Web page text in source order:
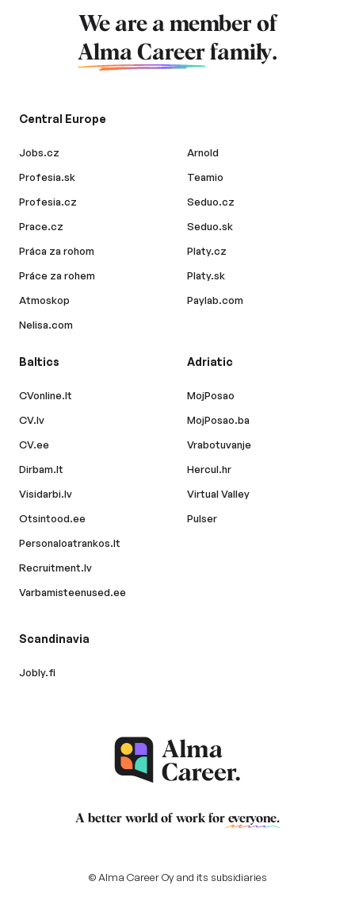
We are a member of
Alma Career family.
Central Europe
Jobs.cz
Profesia.sk
Profesia.cz
Prace.cz
Práca za rohom
Práce za rohem
Atmoskop
Nelisa.com
Arnold
Teamio
Seduo.cz
Seduo.sk
Platy.cz
Platy.sk
Paylab.com
Baltics
CVonline.lt
CV.lv
CV.ee
Dirbam.lt
Visidarbi.lv
Otsintood.ee
Personaloatrankos.lt
Recruitment.lv
Varbamisteenused.ee
Adriatic
MojPosao
MojPosao.ba
Vrabotuvanje
Hercul.hr
Virtual Valley
Pulser
Scandinavia
Jobly.fi
A better world of work for everyone.
© Alma Career Oy and its subsidiaries